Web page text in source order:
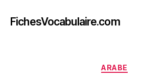
FichesVocabulaire.com
ARABE